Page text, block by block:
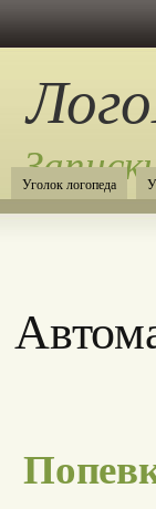
Уголок логопеда